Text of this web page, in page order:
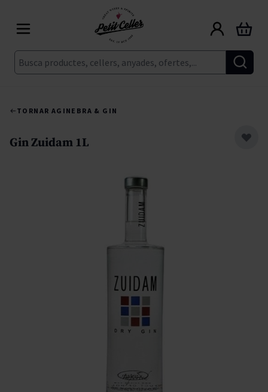
Cerca
Cart
TORNAR AGINEBRA & GIN
Gin Zuidam 1L